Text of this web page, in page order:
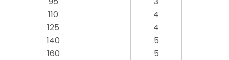
110
4
125
4
140
5
160
5